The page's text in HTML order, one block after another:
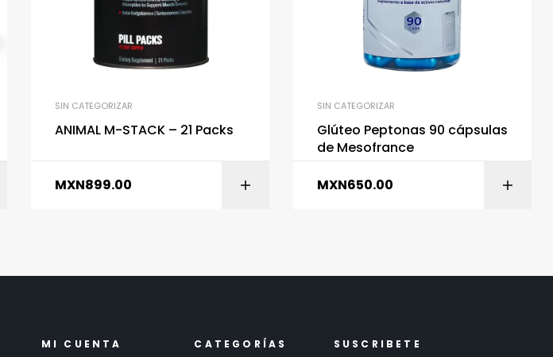
AÑADIR AL CARRITO
SIN CATEGORIZAR
ANIMAL M-STACK – 21 Packs
MXN899.00 AÑADIR AL CARRITO
SIN CATEGORIZAR
Glúteo Peptonas 90 cápsulas
de Mesofrance
MXN650.00
MI CUENTA CATEGORÍAS SUSCRIBETE